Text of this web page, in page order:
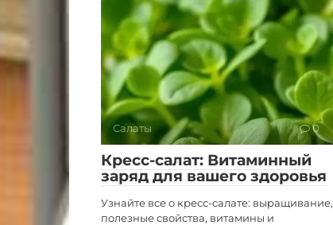
Салаты 0
Кресс-салат: Витаминный
заряд для вашего здоровья
Узнайте все о кресс-салате: выращивание,
полезные свойства, витамины и